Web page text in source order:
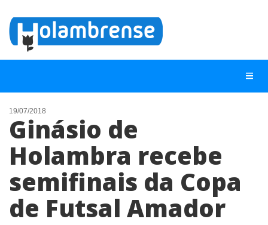
NOTÍCIAS
LISTA DIGITAL
TELEFONES ÚTEIS
ANUNCIE
19/07/2018
Ginásio de
Holambra recebe
semifinais da Copa
de Futsal Amador